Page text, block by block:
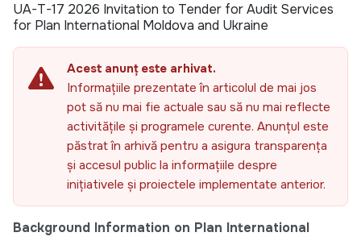
UA-T-17 2026 Invitation to Tender for Audit Services
for Plan International Moldova and Ukraine
Acest anunț este arhivat.
Informațiile prezentate în articolul de mai jos
pot să nu mai fie actuale sau să nu mai reflecte
activitățile și programele curente. Anunțul este
păstrat în arhivă pentru a asigura transparența
și accesul public la informațiile despre
inițiativele și proiectele implementate anterior.
Background Information on Plan International